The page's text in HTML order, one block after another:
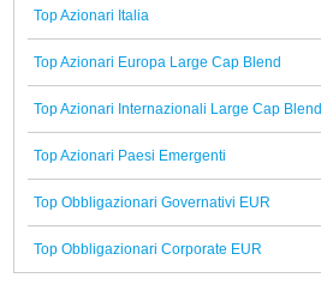
Top Azionari Italia
Top Azionari Europa Large Cap Blend
Top Azionari Internazionali Large Cap Blend
Top Azionari Paesi Emergenti
Top Obbligazionari Governativi EUR
Top Obbligazionari Corporate EUR